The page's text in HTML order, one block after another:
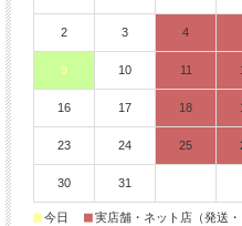
2 3 4
9 10 11
16 17 18
23 24 25
30 31
■今日 ■実店舗・ネット店（発送